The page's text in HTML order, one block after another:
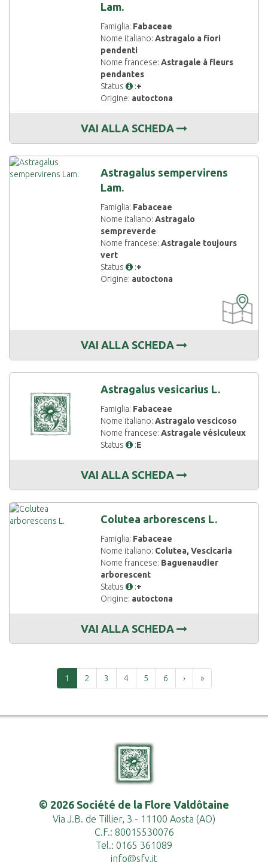
Lam.
Famiglia: Fabaceae
Nome italiano:Astragalo a fiori
pendenti
Nome francese:Astragale à fleurs
pendantes
Status
:+
Origine: autoctona
VAI ALLA SCHEDA
Astragalus sempervirens
Lam.
Famiglia: Fabaceae
Nome italiano:Astragalo
sempreverde
Nome francese:Astragale toujours
vert
Status
:+
Origine: autoctona
DISPONIBILE
VAI ALLA SCHEDA
Astragalus vesicarius L.
Famiglia: Fabaceae
Nome italiano:Astragalo vescicoso
Nome francese:Astragale vésiculeux
Status
:E
VAI ALLA SCHEDA
Colutea arborescens L.
Famiglia: Fabaceae
Nome italiano: Colutea, Vescicaria
Nome francese: Baguenaudier
arborescent
Status
:+
Origine: autoctona
VAI ALLA SCHEDA
1 2 3 4 5 6 Successiva
› Ultima
»
© 2026 Société de la Flore Valdôtaine
Via J.B. de Tillier, 3 - 11100 Aosta (AO)
C.F.: 80015530076
Tel.: 0165 361089
info@sfv.it